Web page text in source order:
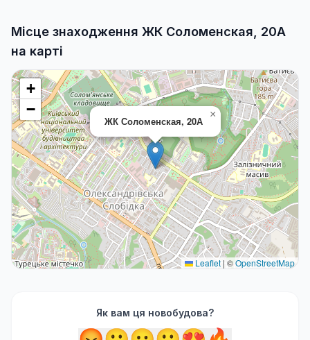
Місце знаходження ЖК Соломенская, 20А
на карті
ЖК Соломенская, 20А
×
+
−
Leaflet | ©OpenStreetMap
Як вам ця новобудова?